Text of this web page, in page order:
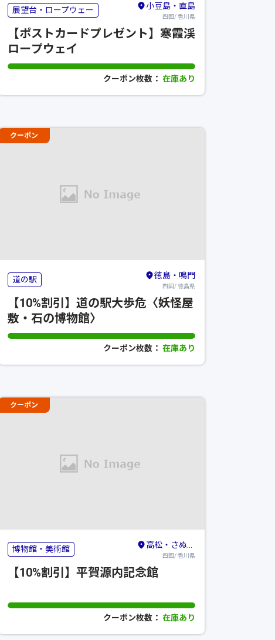
展望台・ロープウェー 小豆島・直島
四国/ 香川県
【ポストカードプレゼント】寒霞渓
ロープウェイ
クーポン枚数： 在庫あり
クーポン
道の駅 徳島・鳴門
四国/ 徳島県
【10%割引】道の駅大歩危〈妖怪屋
敷・石の博物館〉
クーポン枚数： 在庫あり
クーポン
博物館・美術館 高松・さぬき・東かがわ
四国/ 香川県
【10%割引】平賀源内記念館
クーポン枚数： 在庫あり